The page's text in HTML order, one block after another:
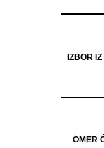
IZBOR
OMER